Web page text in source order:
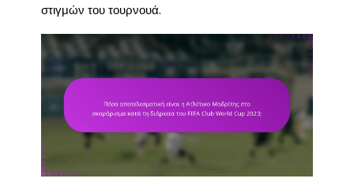
στιγμών του τουρνουά.